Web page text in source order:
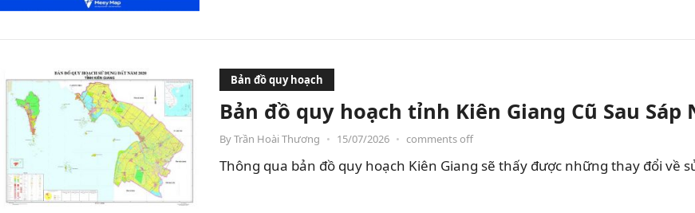
Bản đồ quy hoạch
Bản đồ quy hoạch tỉnh Kiên Giang Cũ Sau Sáp
ByTrần Hoài Thương • 15/07/2026 • comments off
Thông qua bản đồ quy hoạch Kiên Giang sẽ thấy được những thay đổi